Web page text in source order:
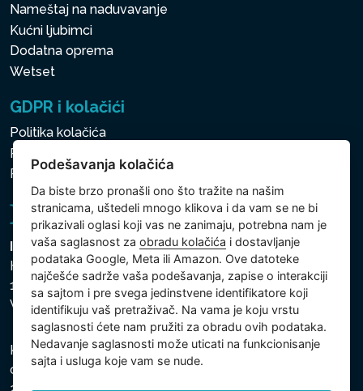
Nameštaj na naduvavanje
Kućni ljubimci
Dodatna oprema
Wetset
GDPR i kolačići
Politika kolačića
Politika zaštite ličnih i drugih obrađivanih podataka
Politika kolačića
Intex Trading, s.r.o.
Hradecká 2526/3
130 00 Praha 3
Vinohrady - Česká republika
Kompanija je registrovana u Opštinskom sudu u Pragu,
odeljak C, uložak 74759, Identifikacioni broj kompanije:
Podešavanja kolačića
Da biste brzo pronašli ono što tražite na našim
stranicama, uštedeli mnogo klikova i da vam se ne bi
prikazivali oglasi koji vas ne zanimaju, potrebna nam je
vaša saglasnost zaobradu kolačića i dostavljanje
podataka Google, Meta ili Amazon. Ove datoteke
najčešće sadrže vaša podešavanja, zapise o interakciji
sa sajtom i pre svega jedinstvene identifikatore koji
identifikuju vaš pretraživač. Na vama je koju vrstu
saglasnosti ćete nam pružiti za obradu ovih podataka.
Nedavanje saglasnosti može uticati na funkcionisanje
sajta i usluga koje vam se nude.